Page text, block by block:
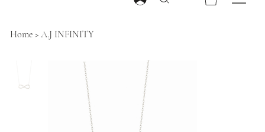
Home > A.J INFINITY